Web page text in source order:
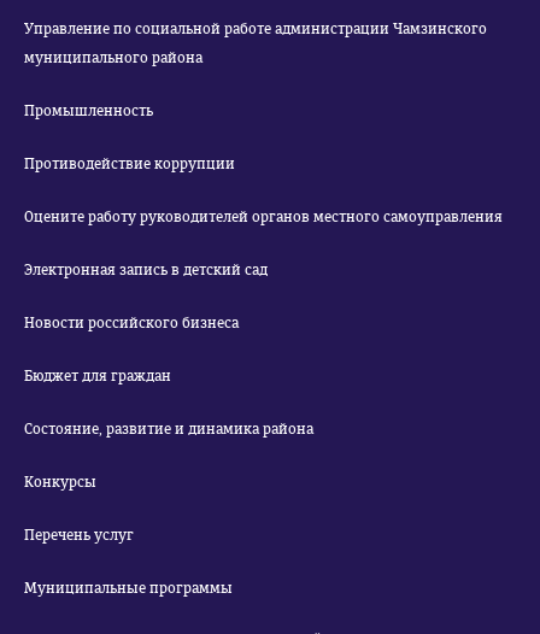
Управление по социальной работе администрации Чамзинского
муниципального района
Промышленность
Противодействие коррупции
Оцените работу руководителей органов местного самоуправления
Электронная запись в детский сад
Новости российского бизнеса
Бюджет для граждан
Состояние, развитие и динамика района
Конкурсы
Перечень услуг
Муниципальные программы